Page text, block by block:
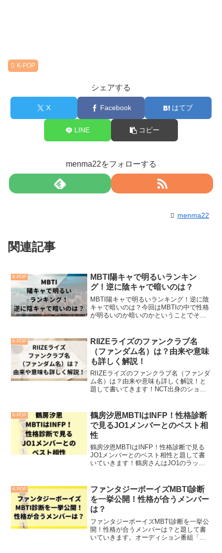
K-POP
シェアする
X Facebook はてブ
LINE コピー
menma22をフォローする
menma22
関連記事
K-POP
MBTI陽キャで明るいランキン
グ！逆に陰キャで暗いのは？
MBTI陽キャで明るいランキング！逆に陰
キャで暗いのは？今回はMBTIの中で性格
が明るいのか暗いのかということでそれ
明るいランキング！逆に陰キャで暗いの
は？始まり...
K-POP
RIIZEライズのファンクラブ名
（ファンダム名）は？由来や意味
も詳しく解説！
RIIZEライズのファンクラブ名（ファンダ
ム名）は？由来や意味も詳しく解説！と
題して書いてきます！NCT出身のショウ
してデビューしました。デビューシング
ル「G...
K-POP
鶴房汐恩MBTIはINFP！性格診断
で見るJO1メンバーとのベスト相
性
鶴房汐恩MBTIはINFP！性格診断で見る
JO1メンバーとのベスト相性と題して書
いていきます！鶴房さんはJO1のラップ
タク気質な面もあったり誰も思いつかな
いようなことを...
K-POP
ファンタジーボーイズMBTI診断
を一挙公開！性格が合うメンバー
は？
ファンタジーボーイズMBTI診断を一挙公
開！性格が合うメンバーは？と題して書
いていきます。オーディション番組「少